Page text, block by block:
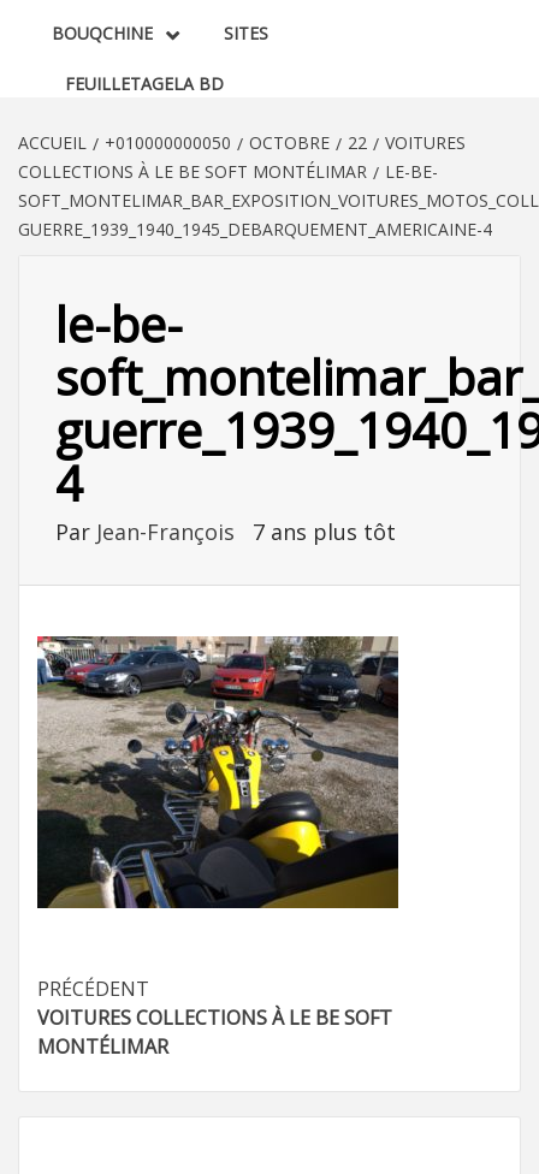
BOUQCHINE
FEUILLETAGELA BD
SITES
ACCUEIL +010000000050 OCTOBRE 22
VOITURES
COLLECTIONS À LE BE SOFT MONTÉLIMAR
LE-BE-
GUERRE_1939_1940_1945_DEBARQUEMENT_AMERICAINE-4
le-be-
4
Par Jean-François 7 ans plus tôt
Navigation
d’article
PRÉCÉDENT
VOITURES COLLECTIONS À LE BE SOFT
MONTÉLIMAR